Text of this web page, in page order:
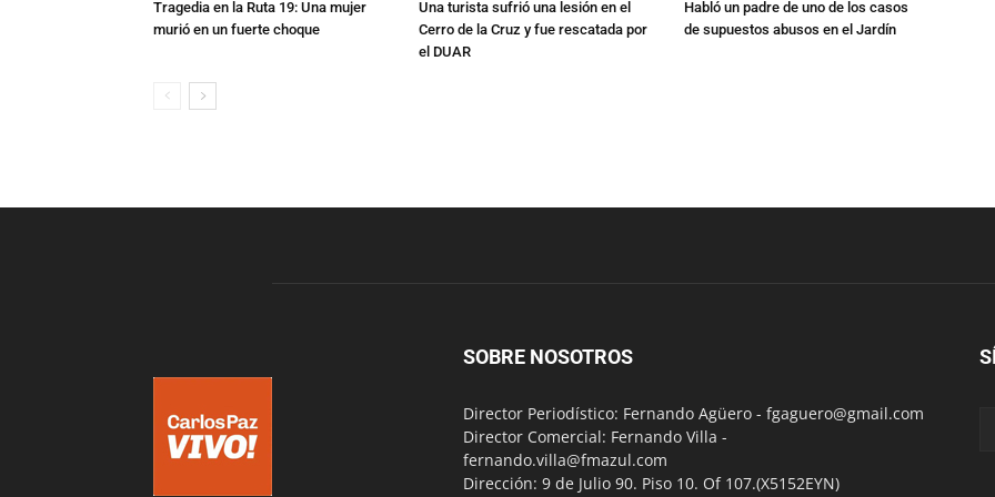
Tragedia en la Ruta 19: Una mujer
murió en un fuerte choque
Una turista sufrió una lesión en el
Cerro de la Cruz y fue rescatada por
el DUAR
Habló un padre de uno de los casos
de supuestos abusos en el Jardín
SOBRE NOSOTROS
Director Periodístico: Fernando Agüero - fgaguero@gmail.com
Director Comercial: Fernando Villa -
fernando.villa@fmazul.com
Dirección: 9 de Julio 90. Piso 10. Of 107.(X5152EYN)